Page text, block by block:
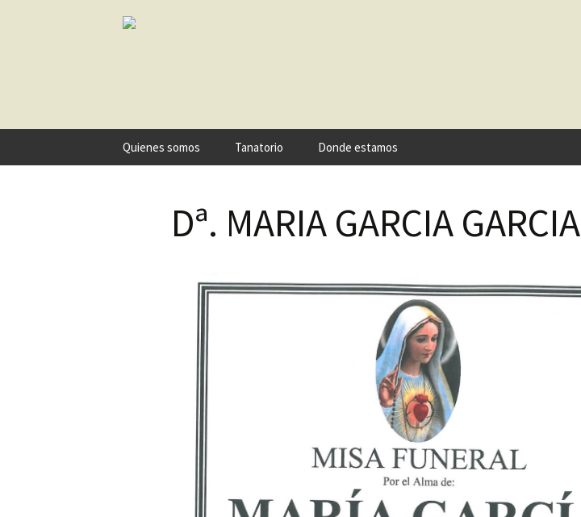
Quienes somos Tanatorio Donde estamos
Dª. MARIA GARCIA GARCIA